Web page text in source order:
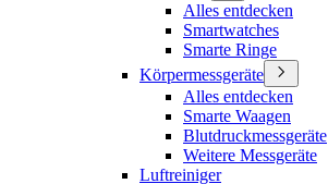
Alles entdecken
Smartwatches
Smarte Ringe
Körpermessgeräte
Alles entdecken
Smarte Waagen
Blutdruckmessgeräte
Weitere Messgeräte
Luftreiniger